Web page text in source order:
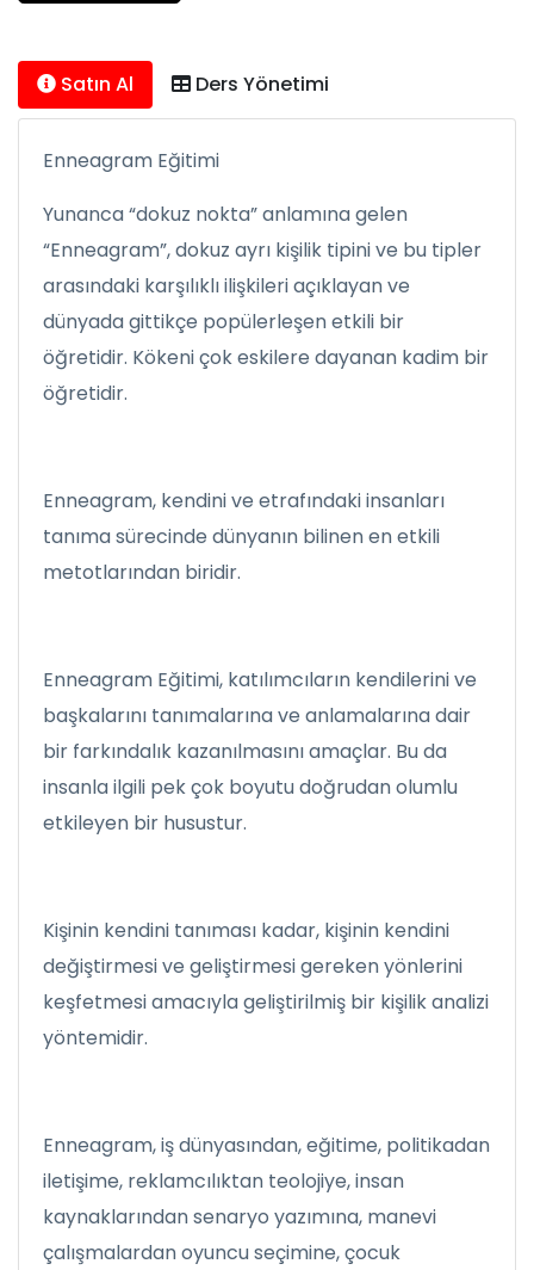
Satın Al Ders Yönetimi
Enneagram Eğitimi
Yunanca “dokuz nokta” anlamına gelen
“Enneagram”, dokuz ayrı kişilik tipini ve bu tipler
arasındaki karşılıklı ilişkileri açıklayan ve
dünyada gittikçe popülerleşen etkili bir
öğretidir. Kökeni çok eskilere dayanan kadim bir
öğretidir.
Enneagram, kendini ve etrafındaki insanları
tanıma sürecinde dünyanın bilinen en etkili
metotlarından biridir.
Enneagram Eğitimi, katılımcıların kendilerini ve
başkalarını tanımalarına ve anlamalarına dair
bir farkındalık kazanılmasını amaçlar. Bu da
insanla ilgili pek çok boyutu doğrudan olumlu
etkileyen bir husustur.
Kişinin kendini tanıması kadar, kişinin kendini
değiştirmesi ve geliştirmesi gereken yönlerini
keşfetmesi amacıyla geliştirilmiş bir kişilik analizi
yöntemidir.
Enneagram, iş dünyasından, eğitime, politikadan
iletişime, reklamcılıktan teolojiye, insan
kaynaklarından senaryo yazımına, manevi
çalışmalardan oyuncu seçimine, çocuk